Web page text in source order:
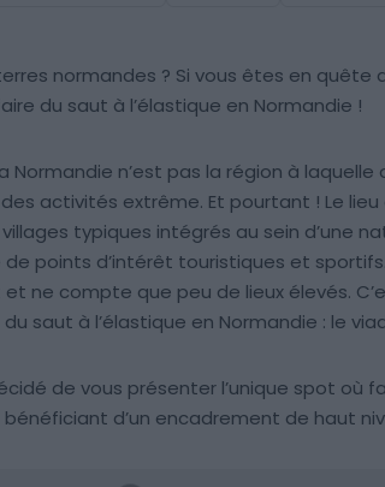
normandes ? Si vous êtes en quête
du saut à l’élastique en Normandie !
Normandie n’est pas la région à
des activités extrême. Et pourtant ! Le
typiques intégrés au sein d’une
de points d’intérêt touristiques et
ne compte que peu de lieux élevés.
saut à l’élastique en Normandie : le
de vous présenter l’unique spot où
d’un encadrement de haut